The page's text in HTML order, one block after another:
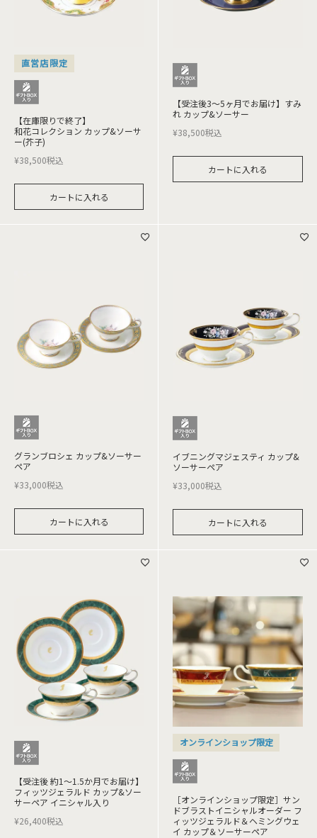
直営店限定
【在庫限りで終了】
和花コレクション カップ&ソーサ
ー(芥子)
¥38,500税込
カートに入れる
【受注後3～5ヶ月でお届け】すみ
れ カップ&ソーサー
¥38,500税込
カートに入れる
グランブロシェ カップ&ソーサー
ペア
¥33,000税込
カートに入れる
イブニングマジェスティ カップ&
ソーサーペア
¥33,000税込
カートに入れる
【受注後 約1～1.5か月でお届け】
フィッツジェラルド カップ&ソー
サーペア イニシャル入り
¥26,400税込
オンラインショップ限定
［オンラインショップ限定］サン
ドブラストイニシャルオーダー フ
ィッツジェラルド＆ヘミングウェ
イ カップ＆ソーサーペア